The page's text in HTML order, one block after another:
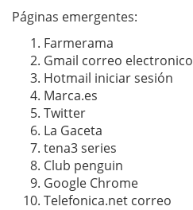
Páginas emergentes:
Farmerama
Gmail correo electronico
Hotmail iniciar sesión
Marca.es
Twitter
La Gaceta
tena3 series
Club penguin
Google Chrome
Telefonica.net correo